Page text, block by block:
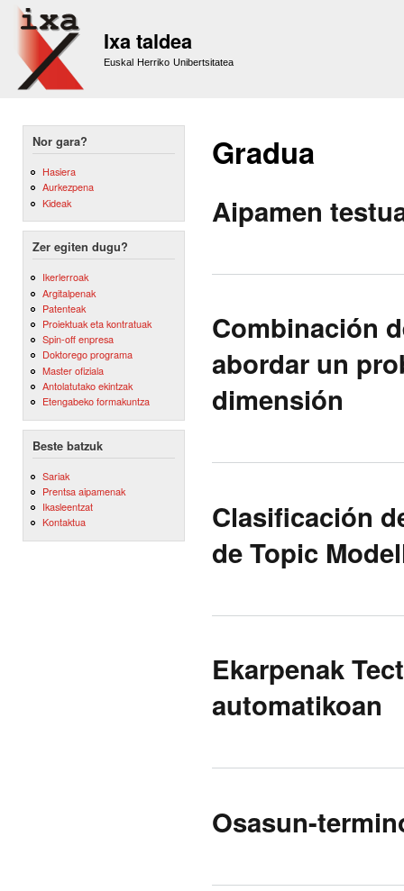
Ixa taldea
Euskal Herriko Unibertsitatea
Nor gara?
Hasiera
Aurkezpena
Kideak
Zer egiten dugu?
Ikerlerroak
Argitalpenak
Patenteak
Proiektuak eta kontratuak
Spin-off enpresa
Doktorego programa
Master ofiziala
Antolatutako ekintzak
Etengabeko formakuntza
Beste batzuk
Sariak
Prentsa aipamenak
Ikasleentzat
Kontaktua
Gradua
Aipamen
Combinación
abordar un
dimensión
Clasificación
de Topic
Ekarpenak
automatikoan
Osasun-